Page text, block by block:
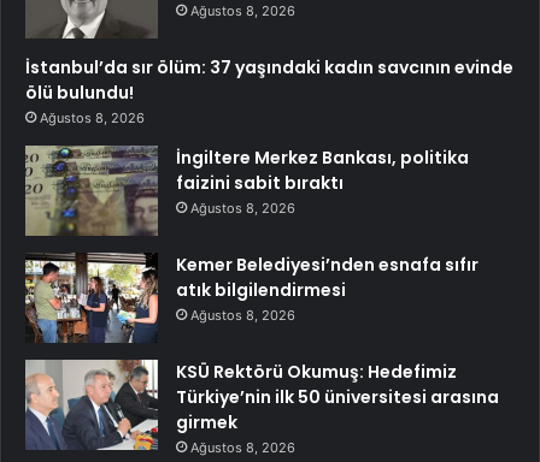
Ağustos 8, 2026
İstanbul’da sır ölüm: 37 yaşındaki kadın savcının evinde
ölü bulundu!
Ağustos 8, 2026
İngiltere Merkez Bankası, politika
faizini sabit bıraktı
Ağustos 8, 2026
Kemer Belediyesi’nden esnafa sıfır
atık bilgilendirmesi
Ağustos 8, 2026
KSÜ Rektörü Okumuş: Hedefimiz
Türkiye’nin ilk 50 üniversitesi arasına
girmek
Ağustos 8, 2026